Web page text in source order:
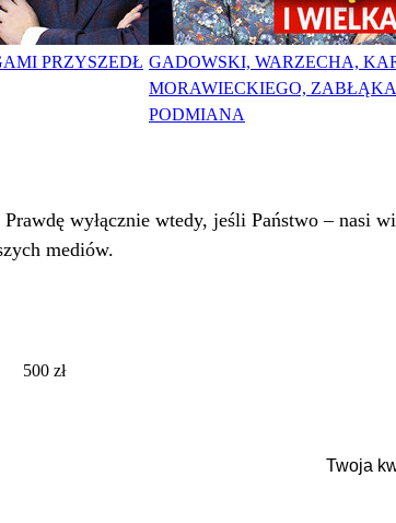
PRZYSZEDŁ GADOWSKI, WARZECHA,
MORAWIECKIEGO,
PODMIANA
wyłącznie wtedy, jeśli Państwo – nasi
mediów.
500 zł